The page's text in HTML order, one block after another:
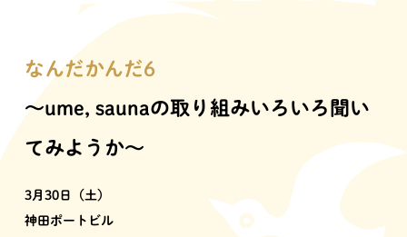
なんだかんだ6
〜ume, saunaの取り組みいろいろ聞い
てみようか〜
3月30日（土）
神田ポートビル